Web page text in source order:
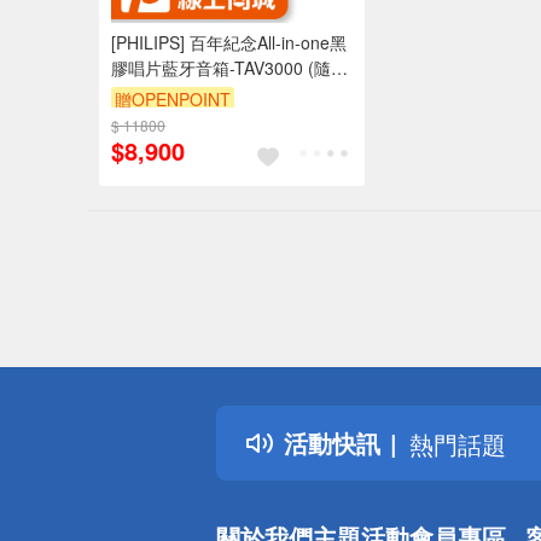
[PHILIPS] 百年紀念All-in-one黑
膠唱片藍牙音箱-TAV3000 (隨貨
贈PHILIPS 百年紀念半開放頭戴
式藍牙耳機(黑)-TAH2000)
贈OPENPOINT
$ 11800
$8,900
活動快訊
詐騙網頁！
得獎公告
熱門話題
銀行優惠